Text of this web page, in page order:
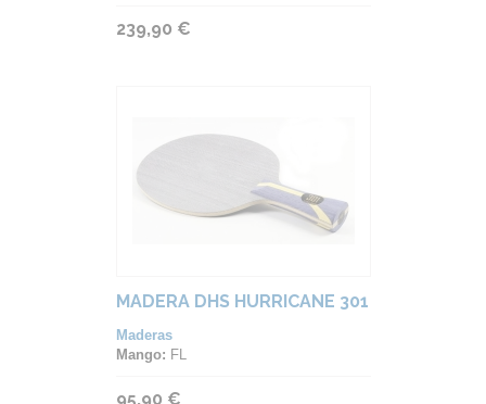
239,90 €
MADERA DHS HURRICANE 301
Maderas
Mango: FL
95,90 €